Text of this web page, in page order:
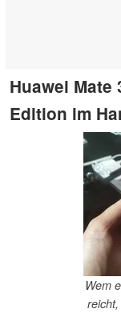
Huawei Mate
Edition im
Wem